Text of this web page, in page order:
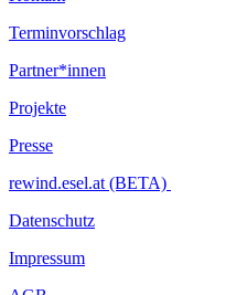
Terminvorschlag
Partner*innen
Projekte
Presse
rewind.esel.at (BETA)
Datenschutz
Impressum